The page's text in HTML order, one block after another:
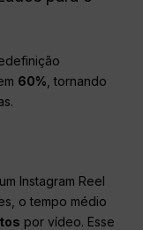
60% , tornando
Instagram Reel
o tempo médio
por vídeo. Esse